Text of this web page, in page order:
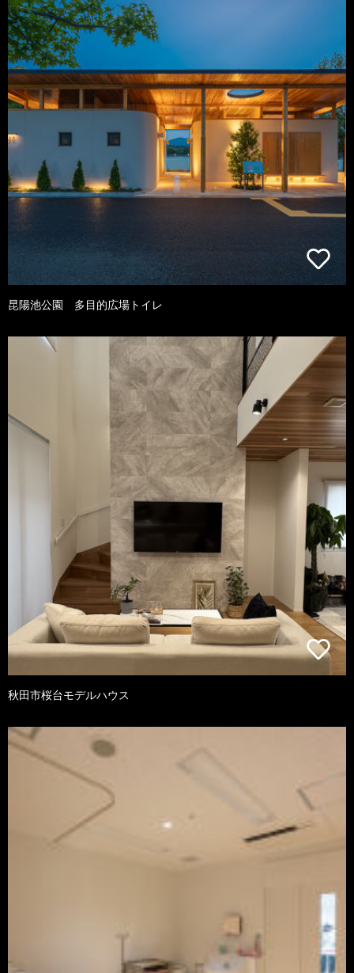
昆陽池公園 多目的広場トイレ
秋田市桜台モデルハウス